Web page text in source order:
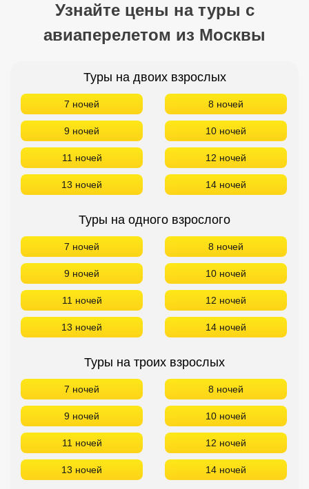
Узнайте цены на туры с
авиаперелетом из Москвы
Туры на двоих взрослых
7 ночей 8 ночей
9 ночей 10 ночей
11 ночей 12 ночей
13 ночей 14 ночей
Туры на одного взрослого
7 ночей 8 ночей
9 ночей 10 ночей
11 ночей 12 ночей
13 ночей 14 ночей
Туры на троих взрослых
7 ночей 8 ночей
9 ночей 10 ночей
11 ночей 12 ночей
13 ночей 14 ночей
Экскурсионные туры
VIP отели 5 звезд
ТОП 10 лучших отелей 5*
ТОП 10 недорогих отелей
5*
Лучшие отели 4* звезды
Недорогие отели 4*
звезды
Лучшие отели 3* звезды
Недорогие отели 3*
Сетевые отели Египта
Сетевые отели ОАЭ
Сетевые отели Таиланда
Сетевые отели Шри Ланки